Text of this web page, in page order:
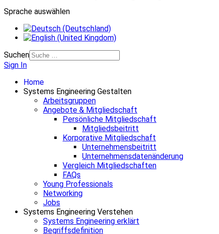
Sprache auswählen
Suchen
Sign In
Home
Systems Engineering Gestalten
Arbeitsgruppen
Angebote & Mitgliedschaft
Persönliche Mitgliedschaft
Mitgliedsbeitritt
Korporative Mitgliedschaft
Unternehmensbeitritt
Unternehmensdatenänderung
Vergleich Mitgliedschaften
FAQs
Young Professionals
Networking
Jobs
Systems Engineering Verstehen
Systems Engineering erklärt
Begriffsdefinition